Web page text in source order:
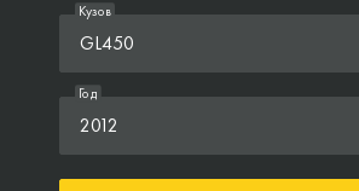
GL450
Кузов
2012
Год